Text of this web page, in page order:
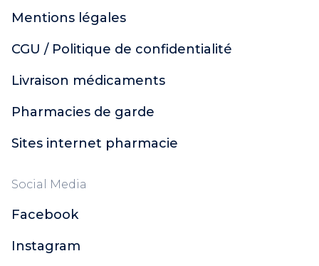
Mentions légales
CGU / Politique de confidentialité
Livraison médicaments
Pharmacies de garde
Sites internet pharmacie
Social Media
Facebook
Instagram